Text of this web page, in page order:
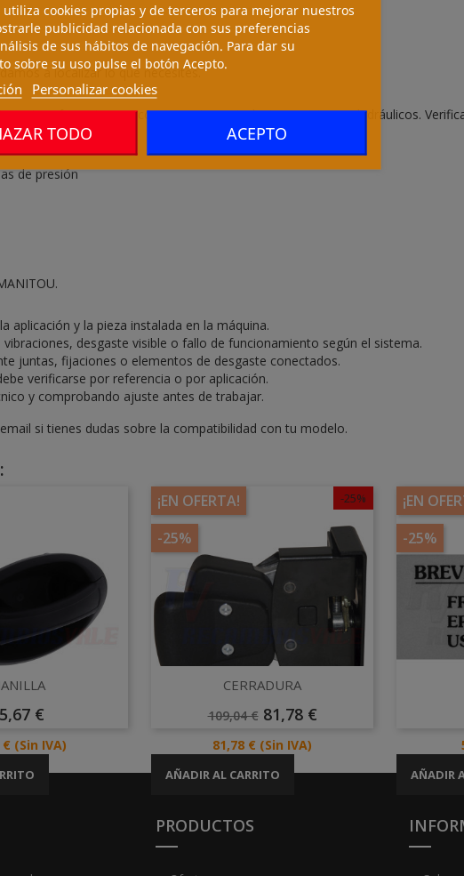
a localizar lo que necesites.
esta referencia o un componente equivalente en sistemas hidráulicos.
de presión
aplicación y la pieza instalada en la máquina.
desgaste visible o fallo de funcionamiento según el sistema.
juntas, fijaciones o elementos de desgaste conectados.
verificarse por referencia o por aplicación.
y comprobando ajuste antes de trabajar.
si tienes dudas sobre la compatibilidad con tu modelo.
rápida
€
€ (Sin IVA)
-25%
¡EN OFERTA!
-25%
Vista rápida
CERRADURA
Precio
109,04 € Precio
81,78 €
Precio
81,78 € (Sin IVA)
AÑADIR AL CARRITO
¡EN
-25%
AÑADIR
PRODUCTOS
utiliza cookies propias y de terceros para mejorar nuestros
publicidad relacionada con sus preferencias
de sus hábitos de navegación. Para dar su
sobre su uso pulse el botón Acepto.
Personalizar cookies
TODO ACEPTO